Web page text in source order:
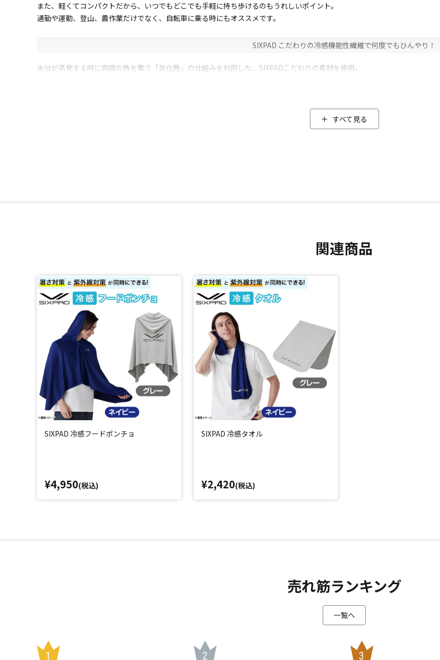
また、軽くてコンパクトだから、いつでもどこでも手軽に持ち歩けるのもうれしいポイント。
通勤や運動、登山、農作業だけでなく、自転車に乗る時にもオススメです。
SIXPAD こだわりの冷感機能性繊維で何度でもひんやり！
水分が蒸発する時に周囲の熱を奪う「気化熱」の仕組みを利用した、SIXPADこだわりの素材を使用。
吸水性・速乾性・通気性にも優れているので、冷感効果があるとともに肌にベタ付きづらく、さらさらとした質感を保ちます。
スポーツ観戦やフェス、屋外作業、アウトドアなどの夏の強い日差しからしっかりガードします。
*2：タンブラー乾燥、ドラム式洗濯機のご使用は避けてください。
すべて見る
関連商品
SIXPAD 冷感フードポンチョ
¥4,950(税込)
SIXPAD 冷感タオル
¥2,420(税込)
売れ筋ランキング
一覧へ